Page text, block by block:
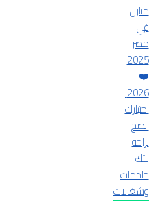
خادمات
وشغالات